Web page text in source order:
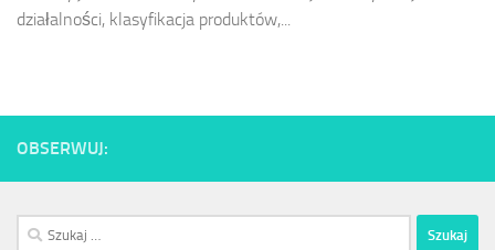
działalności, klasyfikacja produktów,...
OBSERWUJ:
Szukaj: